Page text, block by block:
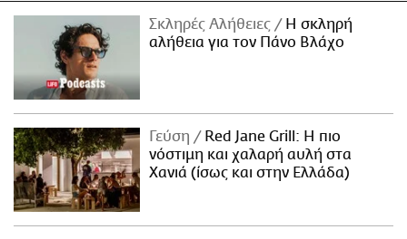
Σκληρές Αλήθειες
H σκληρή
αλήθεια για τον Πάνο Βλάχο
Γεύση
Red Jane Grill: Η πιο
νόστιμη και χαλαρή αυλή στα
Χανιά (ίσως και στην Ελλάδα)